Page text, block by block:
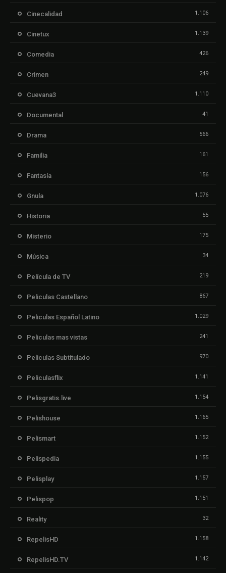
Cinecalidad 1.106
Cinetux 1.139
Comedia 426
Crimen 249
Cuevana3 1.110
Documental 41
Drama 566
Familia 161
Fantasía 156
Gnula 1.076
Historia 55
Misterio 175
Música 34
Película de TV 219
Peliculas Castellano 867
Peliculas Español Latino 1.029
Peliculas mas vistas 241
Peliculas Subtitulado 970
Peliculasflix 1.141
Pelisgratis.live 1.154
Pelishouse 1.165
Pelismart 1.152
Pelispedia 1.155
Pelisplay 1.157
Pelispop 1.151
Reality 32
RepelisHD 1.158
RepelisHD.TV 1.142